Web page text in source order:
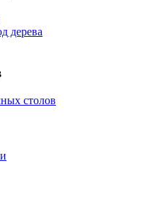
дерева
столов